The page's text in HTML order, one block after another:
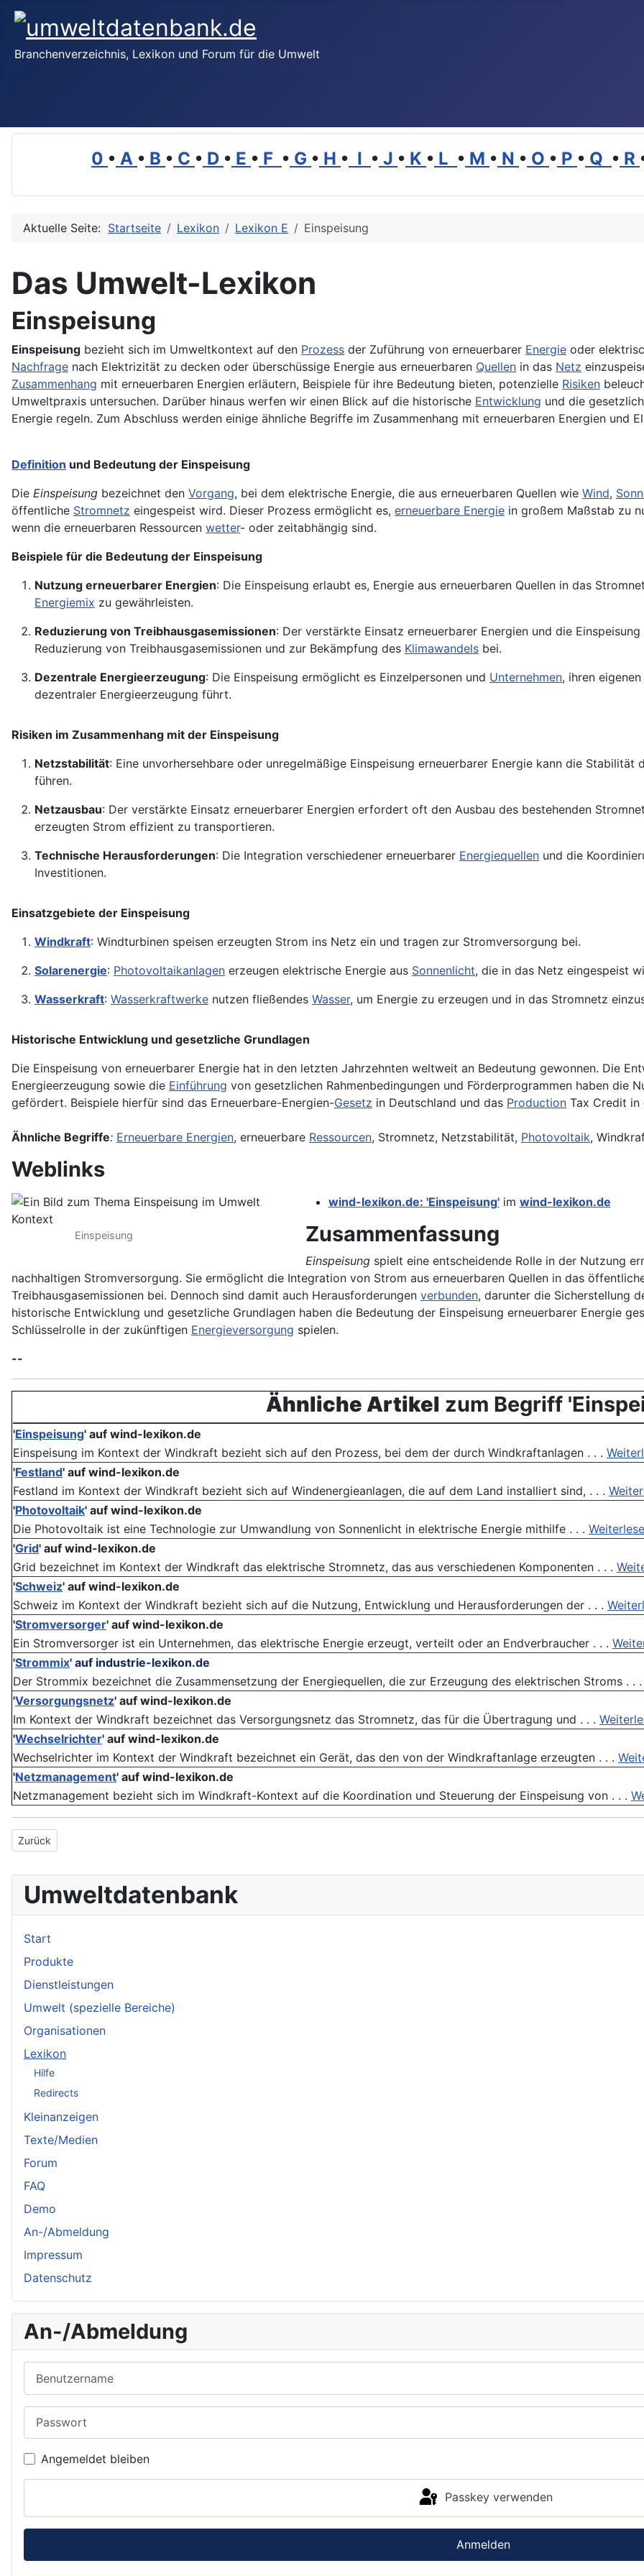
Branchenverzeichnis, Lexikon und Forum für die Umwelt
0 • A • B • C • D • E • F • G • H • I • J • K • L • M • N • O • P • Q • R
Aktuelle Seite: Startseite Lexikon Lexikon E Einspeisung
Das Umwelt-Lexikon
Einspeisung
Einspeisung bezieht sich im Umweltkontext auf den Prozess der Zuführung von erneuerbarer Energie oder
Nachfrage nach Elektrizität zu decken oder überschüssige Energie aus erneuerbaren Quellen in das Netz
Zusammenhang mit erneuerbaren Energien erläutern, Beispiele für ihre Bedeutung bieten, potenzielle Risiken
Umweltpraxis untersuchen. Darüber hinaus werfen wir einen Blick auf die historische Entwicklung und die
Energie regeln. Zum Abschluss werden einige ähnliche Begriffe im Zusammenhang mit erneuerbaren Energien und
Definition und Bedeutung der Einspeisung
Die Einspeisung bezeichnet den Vorgang, bei dem elektrische Energie, die aus erneuerbaren Quellen wie Wind,
öffentliche Stromnetz eingespeist wird. Dieser Prozess ermöglicht es, erneuerbare Energie in großem Maßstab zu
wenn die erneuerbaren Ressourcen wetter- oder zeitabhängig sind.
Beispiele für die Bedeutung der Einspeisung
Nutzung erneuerbarer Energien: Die Einspeisung erlaubt es, Energie aus erneuerbaren Quellen in das
Energiemix zu gewährleisten.
Reduzierung von Treibhausgasemissionen: Der verstärkte Einsatz erneuerbarer Energien und die
Reduzierung von Treibhausgasemissionen und zur Bekämpfung des Klimawandels bei.
Dezentrale Energieerzeugung: Die Einspeisung ermöglicht es Einzelpersonen und Unternehmen, ihren
dezentraler Energieerzeugung führt.
Risiken im Zusammenhang mit der Einspeisung
Netzstabilität: Eine unvorhersehbare oder unregelmäßige Einspeisung erneuerbarer Energie kann die
führen.
Netzausbau: Der verstärkte Einsatz erneuerbarer Energien erfordert oft den Ausbau des bestehenden
erzeugten Strom effizient zu transportieren.
Technische Herausforderungen: Die Integration verschiedener erneuerbarer Energiequellen und die
Investitionen.
Einsatzgebiete der Einspeisung
Windkraft: Windturbinen speisen erzeugten Strom ins Netz ein und tragen zur Stromversorgung bei.
Solarenergie: Photovoltaikanlagen erzeugen elektrische Energie aus Sonnenlicht, die in das Netz eingespeist
Wasserkraft: Wasserkraftwerke nutzen fließendes Wasser, um Energie zu erzeugen und in das Stromnetz
Historische Entwicklung und gesetzliche Grundlagen
Die Einspeisung von erneuerbarer Energie hat in den letzten Jahrzehnten weltweit an Bedeutung gewonnen. Die
Energieerzeugung sowie die Einführung von gesetzlichen Rahmenbedingungen und Förderprogrammen haben die
gefördert. Beispiele hierfür sind das Erneuerbare-Energien-Gesetz in Deutschland und das Production Tax Credit in
Ähnliche Begriffe: Erneuerbare Energien, erneuerbare Ressourcen, Stromnetz, Netzstabilität, Photovoltaik,
Weblinks
Einspeisung
wind-lexikon.de: 'Einspeisung'im wind-lexikon.de
Zusammenfassung
Einspeisungspielt eine entscheidende Rolle in der Nutzung
nachhaltigen Stromversorgung. Sie ermöglicht die Integration von Strom aus erneuerbaren Quellen in das
Treibhausgasemissionen bei. Dennoch sind damit auch Herausforderungen verbunden, darunter die Sicherstellung
historische Entwicklung und gesetzliche Grundlagen haben die Bedeutung der Einspeisung erneuerbarer Energie
Schlüsselrolle in der zukünftigen Energieversorgung spielen.
--
Ähnliche Artikel zum Begriff
'Einspeisung' auf wind-lexikon.de
Einspeisung im Kontext der Windkraft bezieht sich auf den Prozess, bei dem der durch Windkraftanlagen . . .
'Festland' auf wind-lexikon.de
Festland im Kontext der Windkraft bezieht sich auf Windenergieanlagen, die auf dem Land installiert sind, . . .
'Photovoltaik' auf wind-lexikon.de
Die Photovoltaik ist eine Technologie zur Umwandlung von Sonnenlicht in elektrische Energie mithilfe . . .
'Grid' auf wind-lexikon.de
Grid bezeichnet im Kontext der Windkraft das elektrische Stromnetz, das aus verschiedenen Komponenten . . .
'Schweiz' auf wind-lexikon.de
Schweiz im Kontext der Windkraft bezieht sich auf die Nutzung, Entwicklung und Herausforderungen der . . .
'Stromversorger' auf wind-lexikon.de
Ein Stromversorger ist ein Unternehmen, das elektrische Energie erzeugt, verteilt oder an Endverbraucher . . .
'Strommix' auf industrie-lexikon.de
Der Strommix bezeichnet die Zusammensetzung der Energiequellen, die zur Erzeugung des elektrischen Stroms . . .
'Versorgungsnetz' auf wind-lexikon.de
Im Kontext der Windkraft bezeichnet das Versorgungsnetz das Stromnetz, das für die Übertragung und . . .
'Wechselrichter' auf wind-lexikon.de
Wechselrichter im Kontext der Windkraft bezeichnet ein Gerät, das den von der Windkraftanlage erzeugten . . .
'Netzmanagement' auf wind-lexikon.de
Netzmanagement bezieht sich im Windkraft-Kontext auf die Koordination und Steuerung der Einspeisung von . . .
Vorheriger Beitrag: Einspeisevergütung
Zurück
Umweltdatenbank
Start
Produkte
Dienstleistungen
Umwelt (spezielle Bereiche)
Organisationen
Lexikon
Hilfe
Redirects
Kleinanzeigen
Texte/Medien
Forum
FAQ
Demo
An-/Abmeldung
Impressum
Datenschutz
An-/Abmeldung
Angemeldet bleiben
Passkey verwenden
Anmelden